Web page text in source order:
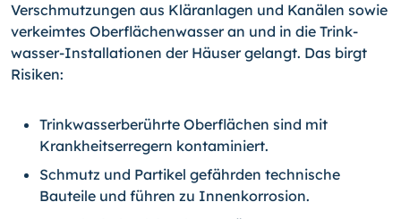
Verschmutzungen aus Kläranlagen und Kanälen sowie
verkeimtes Oberflächenwasser an und in die Trink­
wasser-Installationen der Häuser gelangt. Das birgt
Risiken:
Trinkwasserberührte Oberflächen sind mit
Krankheitserregern kontaminiert.
Schmutz und Partikel gefährden technische
Bauteile und führen zu Innenkorro­sion.